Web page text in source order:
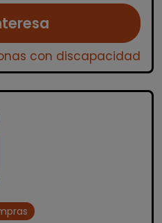
con discapacidad